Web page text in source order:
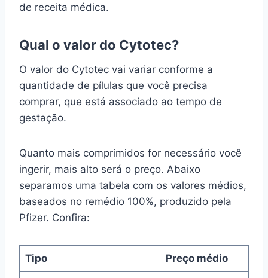
de receita médica.
Qual o valor do Cytotec?
O valor do Cytotec vai variar conforme a
quantidade de pílulas que você precisa
comprar, que está associado ao tempo de
gestação.
Quanto mais comprimidos for necessário você
ingerir, mais alto será o preço. Abaixo
separamos uma tabela com os valores médios,
baseados no remédio 100%, produzido pela
Pfizer. Confira:
Tipo Preço médio